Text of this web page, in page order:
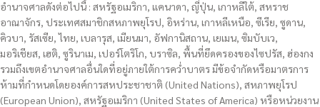
อำนาจศาลดังต่อไปนี้ : สหรัฐอเมริกา, แคนาดา, ญี่ปุ่น, เกาหลีใต้, สหราช
อาณาจักร, ประเทศสมาชิกสหภาพยุโรป, อิหร่าน, เกาหลีเหนือ, ซีเรีย, ซูดาน,
คิวบา, รัสเซีย, ไทย, เบลารุส, เมียนมา, อัฟกานิสถาน, เยเมน, ซิมบับเว,
มอริเชียส, เฮติ, ซูรินาเม, เปอร์โตริโก, บราซิล, พื้นที่ยึดครองของไซปรัส, ฮ่องกง
รวมถึงเขตอำนาจศาลอื่นใดที่อยู่ภายใต้การคว่ำบาตร มีข้อจำกัดหรือมาตรการ
ห้ามที่กำหนดโดยองค์การสหประชาชาติ (United Nations), สหภาพยุโรป
(European Union), สหรัฐอเมริกา (United States of America) หรือหน่วยงาน